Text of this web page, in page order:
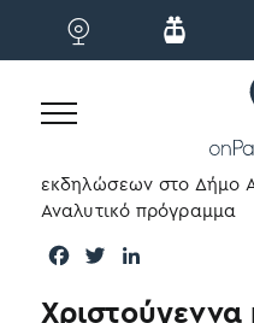
content
|
εκδηλώσεων στο Δήμο
Αναλυτικό πρόγραμμα
c
i
n